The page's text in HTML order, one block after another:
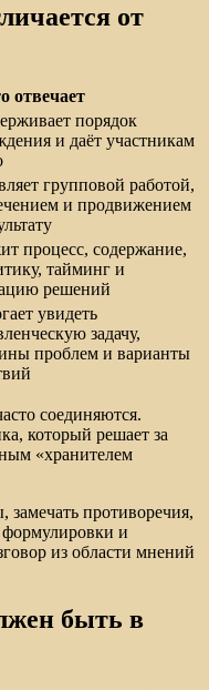
от
отвечает
порядок
и даёт участникам
групповой работой,
и продвижением
процесс, содержание,
тайминг и
решений
увидеть
задачу,
проблем и варианты
соединяются.
который решает за
«хранителем
противоречия,
формулировки и
из области мнений
быть в